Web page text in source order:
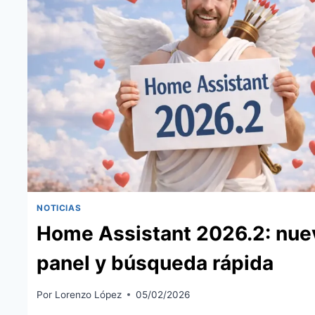
NOTICIAS
Home Assistant 2026.2:
panel y búsqueda rápida
Por Lorenzo López 05/02/2026